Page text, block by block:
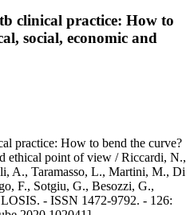
clinical practice: How to
social, economic and
practice: How to bend the curve?
ethical point of view / Riccardi, N.,
A., Taramasso, L., Martini, M., Di
F., Sotgiu, G., Besozzi, G.,
- ISSN 1472-9792. - 126: